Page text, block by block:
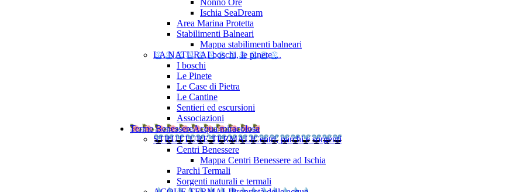
Ischia SeaDream
Area Marina Protetta
Stabilimenti Balneari
Mappa stabilimenti balneari
LA NATURAI boschi, le pinete ...
I boschi
Le Pinete
Le Case di Pietra
Le Cantine
Sentieri ed escursioni
Associazioni
Terme BenessereAcqua miracolosa
STRUTTURE TERMALICentri, parchi e sorgenti
Centri Benessere
Mappa Centri Benessere ad Ischia
Parchi Termali
Sorgenti naturali e termali